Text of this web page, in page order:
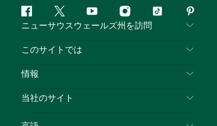
フ
ェ
ス
ッ
ツ
イ
タ
ユ
ー
イ
ン
テ
ピ
ン
レ
ト
ニューサウスウェールズ州を訪問
お問い合わせ
クッキーに関する通知
このサイトでは
目的地
イベント
情報
旅行情報
当社のサイト